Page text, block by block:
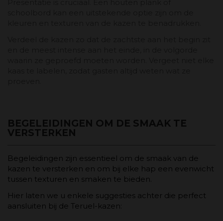
BEGELEIDINGEN OM DE SMAAK TE
VERSTERKEN
Begeleidingen zijn essentieel om de smaak van de
kazen te versterken en om bij elke hap een evenwicht
tussen texturen en smaken te bieden.
Hier laten we u enkele suggesties achter die perfect
aansluiten bij de Teruel-kazen: